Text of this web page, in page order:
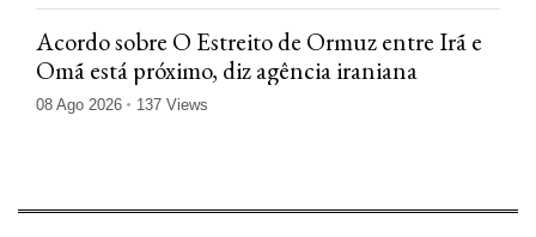
Acordo sobre O Estreito de Ormuz entre Irã e
Omã está próximo, diz agência iraniana
08 Ago 2026 137 Views